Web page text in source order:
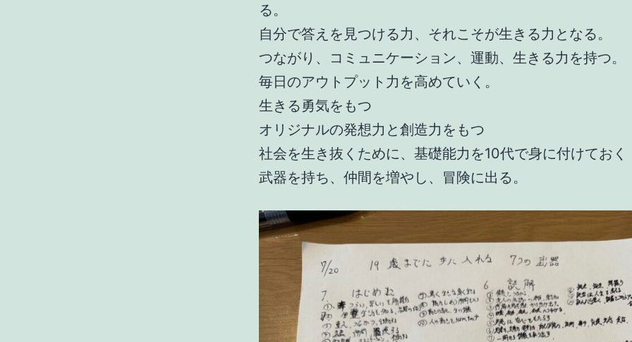
る。
自分で答えを見つける力、それこそが生きる力となる。
つながり、コミュニケーション、運動、生きる力を持つ。
毎日のアウトプット力を高めていく。
生きる勇気をもつ
オリジナルの発想力と創造力をもつ
社会を生き抜くために、基礎能力を10代で身に付けておく
武器を持ち、仲間を増やし、冒険に出る。